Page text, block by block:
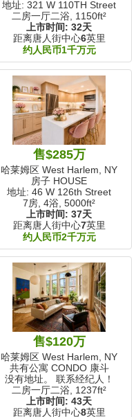
地址: 321 W 110TH Street
二房一厅二浴, 1150ft²
上市时间: 32天
距离唐人街中心6英里
约人民币1千万元
售$285万
哈莱姆区 West Harlem, NY
房子 HOUSE
地址: 46 W 126th Street
7房, 4浴, 5000ft²
上市时间: 37天
距离唐人街中心7英里
约人民币2千万元
售$120万
哈莱姆区 West Harlem, NY
共有公寓 CONDO 康斗
没有地址。 联系经纪人！
二房一厅二浴, 1237ft²
上市时间: 43天
距离唐人街中心8英里